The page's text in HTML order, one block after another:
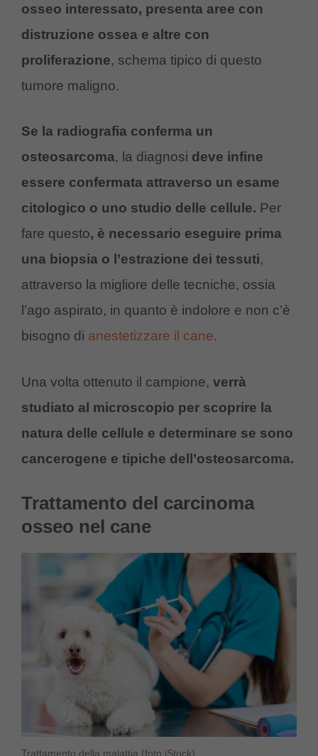
osseo interessato, presenta aree con
distruzione ossea e altre con
proliferazione, schema tipico di questo
tumore maligno.
Se la radiografia conferma un
osteosarcoma, la diagnosi deve infine
essere confermata attraverso un esame
citologico o uno studio delle cellule. Per
fare questo, è necessario eseguire prima
una biopsia o l’estrazione dei tessuti,
attraverso la migliore delle tecniche, ossia
l’ago aspirato, in quanto è indolore e non c’è
bisogno di anestetizzare il cane.
Una volta ottenuto il campione, verrà
studiato al microscopio per scoprire la
natura delle cellule e determinare se sono
cancerogene e tipiche dell’osteosarcoma.
Trattamento del carcinoma
osseo nel cane
Trattamento della malattia (foto iStock)